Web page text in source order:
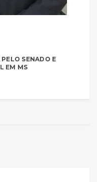
SENADO E
EM MS